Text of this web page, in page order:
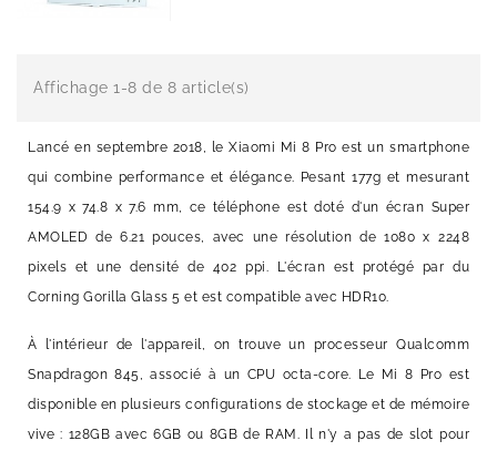
Affichage 1-8 de 8 article(s)
Lancé en septembre 2018, le Xiaomi Mi 8 Pro est un smartphone
qui combine performance et élégance. Pesant 177g et mesurant
154.9 x 74.8 x 7.6 mm, ce téléphone est doté d'un écran Super
AMOLED de 6.21 pouces, avec une résolution de 1080 x 2248
pixels et une densité de 402 ppi. L'écran est protégé par du
Corning Gorilla Glass 5 et est compatible avec HDR10.
À l'intérieur de l'appareil, on trouve un processeur Qualcomm
Snapdragon 845, associé à un CPU octa-core. Le Mi 8 Pro est
disponible en plusieurs configurations de stockage et de mémoire
vive : 128GB avec 6GB ou 8GB de RAM. Il n'y a pas de slot pour